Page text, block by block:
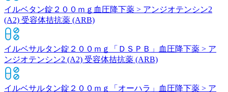
イルベタン錠２００ｍｇ 血圧降下薬 > アンジオテンシン2
(A2) 受容体拮抗薬 (ARB)
イルベサルタン錠２００ｍｇ「ＤＳＰＢ」
血圧降下薬 > ア
ンジオテンシン2 (A2) 受容体拮抗薬 (ARB)
イルベサルタン錠２００ｍｇ「オーハラ」
血圧降下薬 > ア